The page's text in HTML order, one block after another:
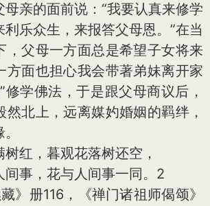
母亲的面前说：“我要认真来修学
乐众生，来报答父母恩。”在当
，父母一方面总是希望子女将来
方面也担心我会带著弟妹离开家
修学佛法，于是跟父母商议后，
然北上，远离媒妁婚姻的羁绊，
红，暮观花落树还空，
事，花与人间事一同。2
册116，《禅门诸祖师偈颂》